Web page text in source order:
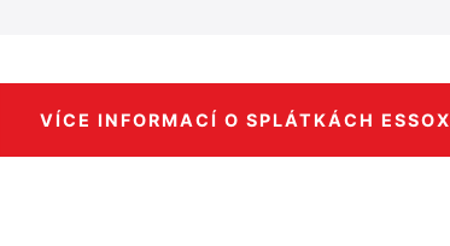
VÍCE INFORMACÍ O SPLÁTKÁCH ESSOX